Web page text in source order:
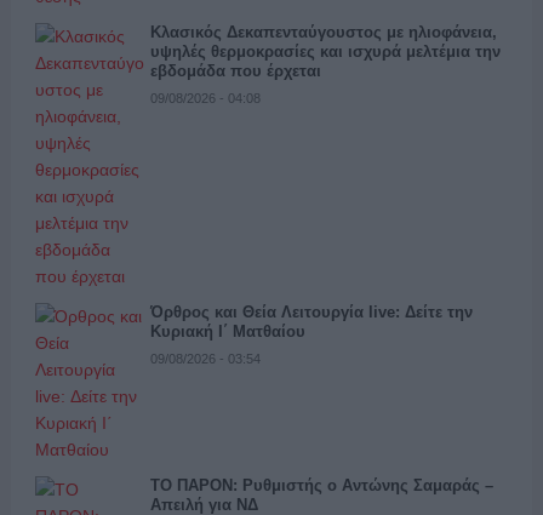
Κλασικός Δεκαπενταύγουστος με ηλιοφάνεια,
υψηλές θερμοκρασίες και ισχυρά μελτέμια την
εβδομάδα που έρχεται
09/08/2026 - 04:08
Όρθρος και Θεία Λειτουργία live: Δείτε την
Κυριακή Ι΄ Ματθαίου
09/08/2026 - 03:54
ΤΟ ΠΑΡΟΝ: Ρυθμιστής ο Αντώνης Σαμαράς –
Απειλή για ΝΔ